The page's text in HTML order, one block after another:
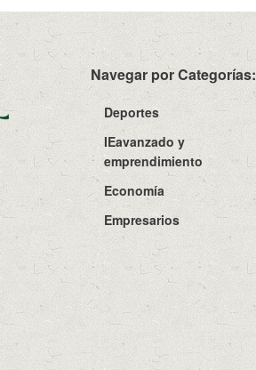
Navegar por Categorías:
Deportes
IEavanzado y
emprendimiento
Economía
Empresarios